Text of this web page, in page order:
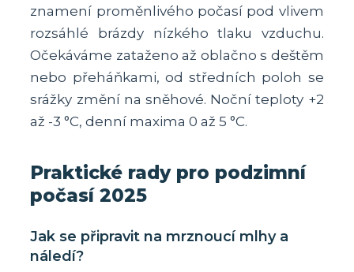
znamení proměnlivého počasí pod vlivem
rozsáhlé brázdy nízkého tlaku vzduchu.
Očekáváme zataženo až oblačno s deštěm
nebo přeháňkami, od středních poloh se
srážky změní na sněhové. Noční teploty +2
až -3 °C, denní maxima 0 až 5 °C.
Praktické rady pro podzimní
počasí 2025
Jak se připravit na mrznoucí mlhy a
náledí?